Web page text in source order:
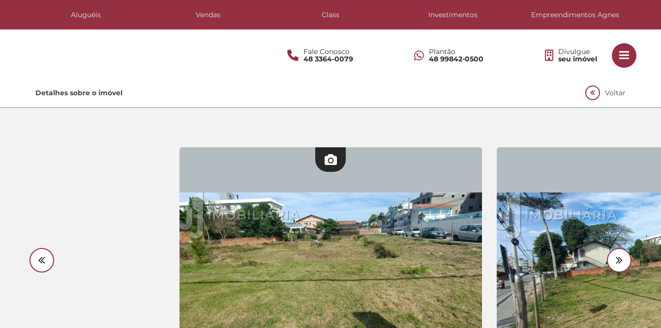
Aluguéis Vendas Class Investimentos Empreendimentos Agnes
Fale Conosco
48 3364-0079
Plantão
48 99842-0500
Divulgue
seu imóvel
Lançamentos
Detalhes sobre o imóvel Voltar